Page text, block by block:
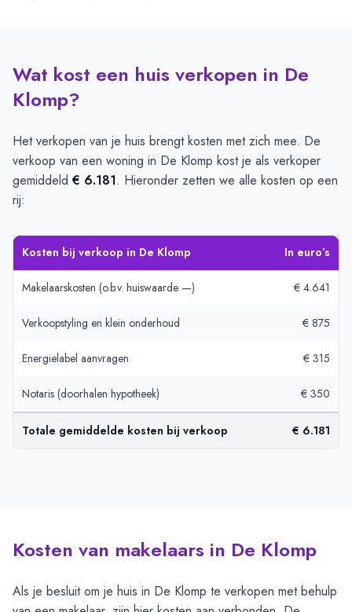
Wat kost een huis verkopen in De
Klomp?
Het verkopen van je huis brengt kosten met zich mee. De
verkoop van een woning in De Klomp kost je als verkoper
gemiddeld € 6.181. Hieronder zetten we alle kosten op een
rij:
Kosten bij verkoop in De Klomp In euro’s
Makelaarskosten (o.b.v. huiswaarde —) € 4.641
Verkoopstyling en klein onderhoud € 875
Energielabel aanvragen € 315
Notaris (doorhalen hypotheek) € 350
Totale gemiddelde kosten bij verkoop € 6.181
Kosten van makelaars in De Klomp
Als je besluit om je huis in De Klomp te verkopen met behulp